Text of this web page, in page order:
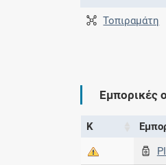
Τοπιραμάτη
Εμπορικές
Κ